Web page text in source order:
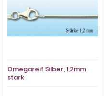
Omegareif Silber, 1,2mm
stark